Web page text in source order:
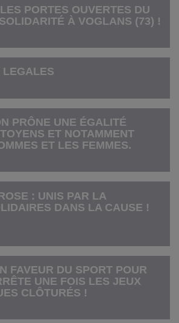
PORTES OUVERTES DU
À VOGLANS (73) !
LEGALES
PRÔNE UNE ÉGALITÉ
ET NOTAMMENT
ET LES FEMMES.
: UNIS PAR LA
DANS LA CAUSE !
FAVEUR DU SPORT POUR
UNE FOIS LES JEUX
CLÔTURÉS !